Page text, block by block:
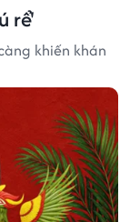
rể'
khiến khán